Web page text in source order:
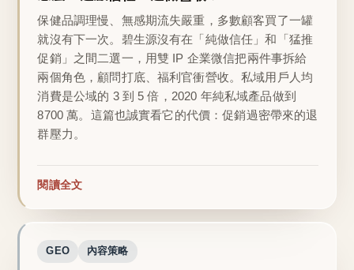
保健品調理慢、無感期流失嚴重，多數顧客買了一罐
就沒有下一次。碧生源沒有在「純做信任」和「猛推
促銷」之間二選一，用雙 IP 企業微信把兩件事拆給
兩個角色，顧問打底、福利官衝營收。私域用戶人均
消費是公域的 3 到 5 倍，2020 年純私域產品做到
8700 萬。這篇也誠實看它的代價：促銷過密帶來的退
群壓力。
閱讀全文
GEO 內容策略